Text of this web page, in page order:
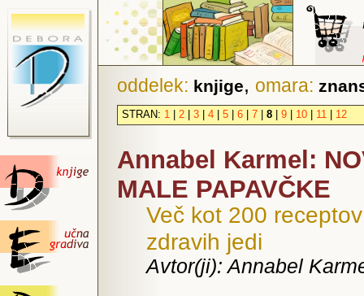
oddelek: knjige, omara:
STRAN: 1 2 3 4 5 6 7 8 9 10 11 12
Annabel Karmel:
MALE PAPAVČKE
Več kot 200
zdravih jedi
Avtor(ji): Annabel